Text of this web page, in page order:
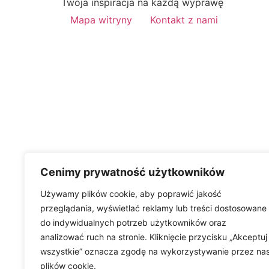
Cenimy prywatność użytkowników
Używamy plików cookie, aby poprawić jakość
przeglądania, wyświetlać reklamy lub treści dostosowane
do indywidualnych potrzeb użytkowników oraz
analizować ruch na stronie. Kliknięcie przycisku „Akceptuj
wszystkie” oznacza zgodę na wykorzystywanie przez
plików cookie.
Mapa witryny
Kontakt z nami